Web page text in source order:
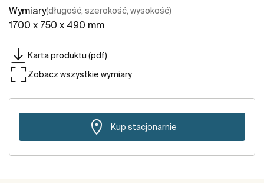
Wymiary(długość, szerokość, wysokość)
1700 x 750 x 490 mm
Karta produktu (pdf)
Zobacz wszystkie wymiary
Kup stacjonarnie